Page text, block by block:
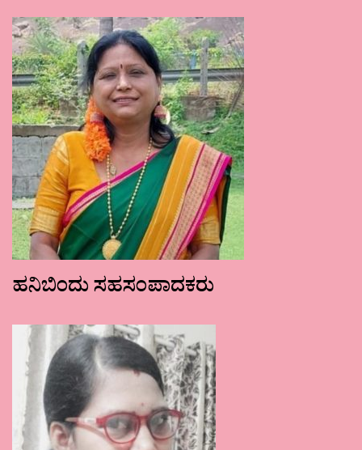
ಹನಿಬಿಂದು ಸಹಸಂಪಾದಕರು